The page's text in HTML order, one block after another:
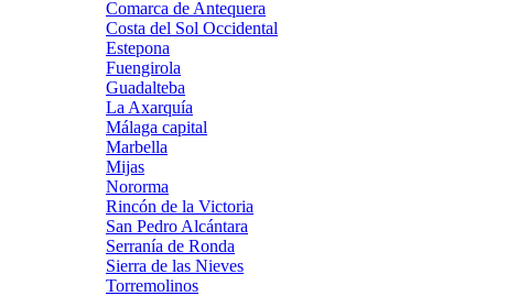
Comarca de Antequera
Costa del Sol Occidental
Estepona
Fuengirola
Guadalteba
La Axarquía
Málaga capital
Marbella
Mijas
Nororma
Rincón de la Victoria
San Pedro Alcántara
Serranía de Ronda
Sierra de las Nieves
Torremolinos